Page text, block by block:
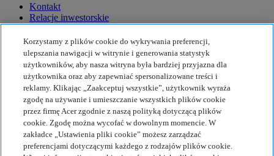
Kontakt
Relacje inwestorskie
Nagrody
Wydarzenia
Zrównoważony rozwój
Zrównoważony rozwój
Społeczna odpowiedzialność biznesu
Ślad węglowy produktu
Projekt Humanity
Earthion
Korzystamy z plików cookie do wykrywania preferencji,
ulepszania nawigacji w witrynie i generowania statystyk
użytkowników, aby nasza witryna była bardziej przyjazna dla
użytkownika oraz aby zapewniać spersonalizowane treści i
reklamy. Klikając „Zaakceptuj wszystkie”, użytkownik wyraża
zgodę na używanie i umieszczanie wszystkich plików cookie
przez firmę Acer zgodnie z naszą polityką dotyczącą plików
cookie. Zgodę można wycofać w dowolnym momencie. W
zakładce „Ustawienia pliki cookie” możesz zarządzać
preferencjami dotyczącymi każdego z rodzajów plików cookie.